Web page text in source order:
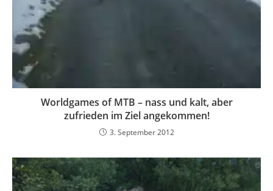
Worldgames of MTB – nass und kalt, aber
zufrieden im Ziel angekommen!
3. September 2012